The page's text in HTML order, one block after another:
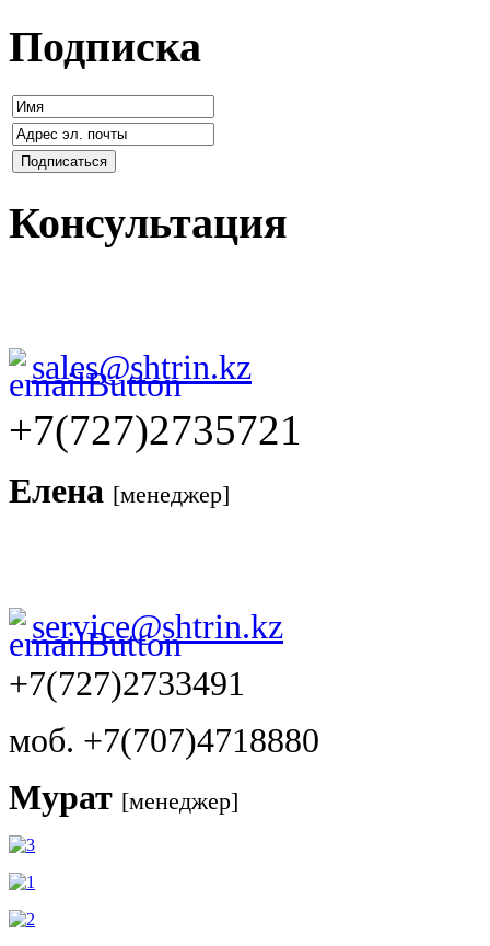
Подписка
Консультация
sales@shtrin.kz
+7(727)2735721
Елена [менеджер]
service@shtrin.kz
+7(727)2733491
моб. +7(707)4718880
Мурат [менеджер]